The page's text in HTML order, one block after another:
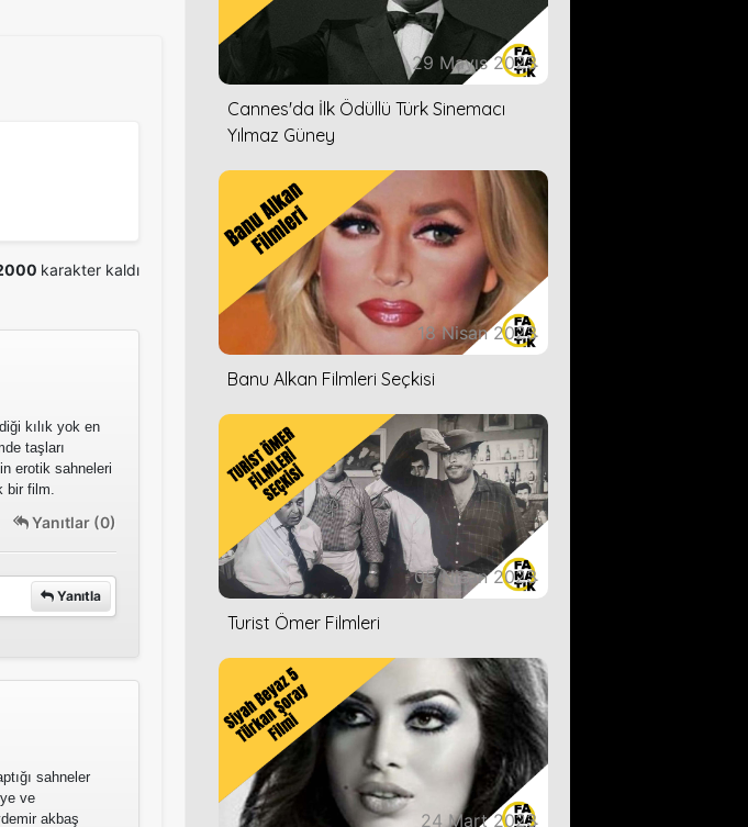
karakter kaldı
kılık yok en
taşları
erotik sahneleri
film.
Yanıtlar (0)
Yanıtla
sahneler
ve
akbaş
29 Mayıs 2023
Cannes'da İlk Ödüllü Türk Sinemacı
Yılmaz Güney
18 Nisan 2023
Banu Alkan Filmleri Seçkisi
05 Nisan 2023
Turist Ömer Filmleri
24 Mart 2023